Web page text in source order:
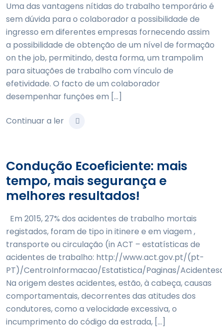
Uma das vantagens nítidas do trabalho temporário é
sem dúvida para o colaborador a possibilidade de
ingresso em diferentes empresas fornecendo assim
a possibilidade de obtenção de um nível de formação
on the job, permitindo, desta forma, um trampolim
para situações de trabalho com vínculo de
efetividade. O facto de um colaborador
desempenhar funções em […]
Continuar a ler
Condução Ecoeficiente: mais
tempo, mais segurança e
melhores resultados!
Em 2015, 27% dos acidentes de trabalho mortais
registados, foram de tipo in itinere e em viagem ,
transporte ou circulação (in ACT – estatísticas de
acidentes de trabalho: http://www.act.gov.pt/(pt-
PT)/CentroInformacao/Estatistica/Paginas/
Na origem destes acidentes, estão, à cabeça, causas
comportamentais, decorrentes das atitudes dos
condutores, como a velocidade excessiva, o
incumprimento do código da estrada, […]